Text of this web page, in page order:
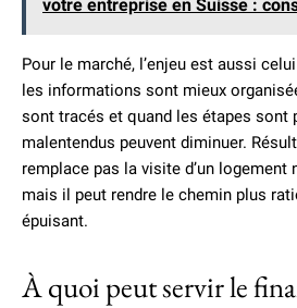
votre entreprise en Suisse :
Pour le marché, l’enjeu est aussi
les informations sont mieux
sont tracés et quand les étapes sont
malentendus peuvent diminuer.
remplace pas la visite d’un logement
mais il peut rendre le chemin plus
épuisant.
À quoi peut servir le